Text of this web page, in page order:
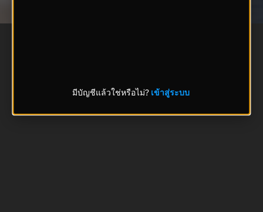
มีบัญชีแล้วใช่หรือไม่? เข้าสู่ระบบ